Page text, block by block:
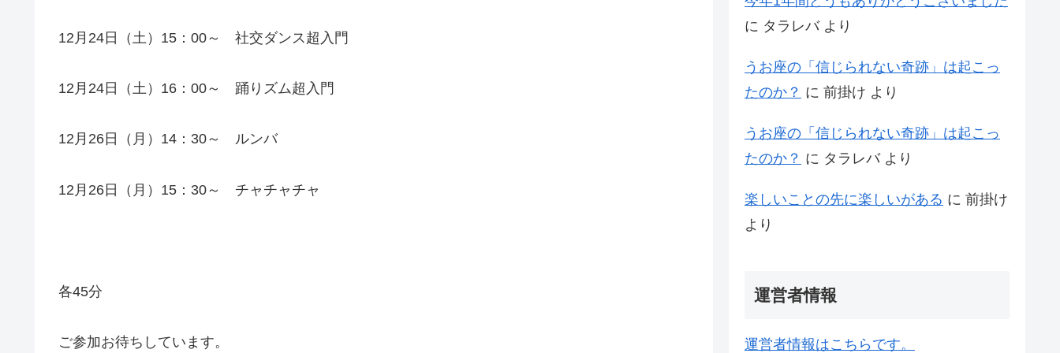
12月24日（土）15：00～ 社交ダンス超入門
12月24日（土）16：00～ 踊りズム超入門
12月26日（月）14：30～ ルンバ
12月26日（月）15：30～ チャチャチャ
各45分
ご参加お待ちしています。
に タラレバより
うお座の「信じられない奇跡」は起こっ
たのか？ に 前掛け より
うお座の「信じられない奇跡」は起こっ
たのか？ に タラレバより
楽しいことの先に楽しいがある に 前掛け
より
運営者情報
運営者情報はこちらです。